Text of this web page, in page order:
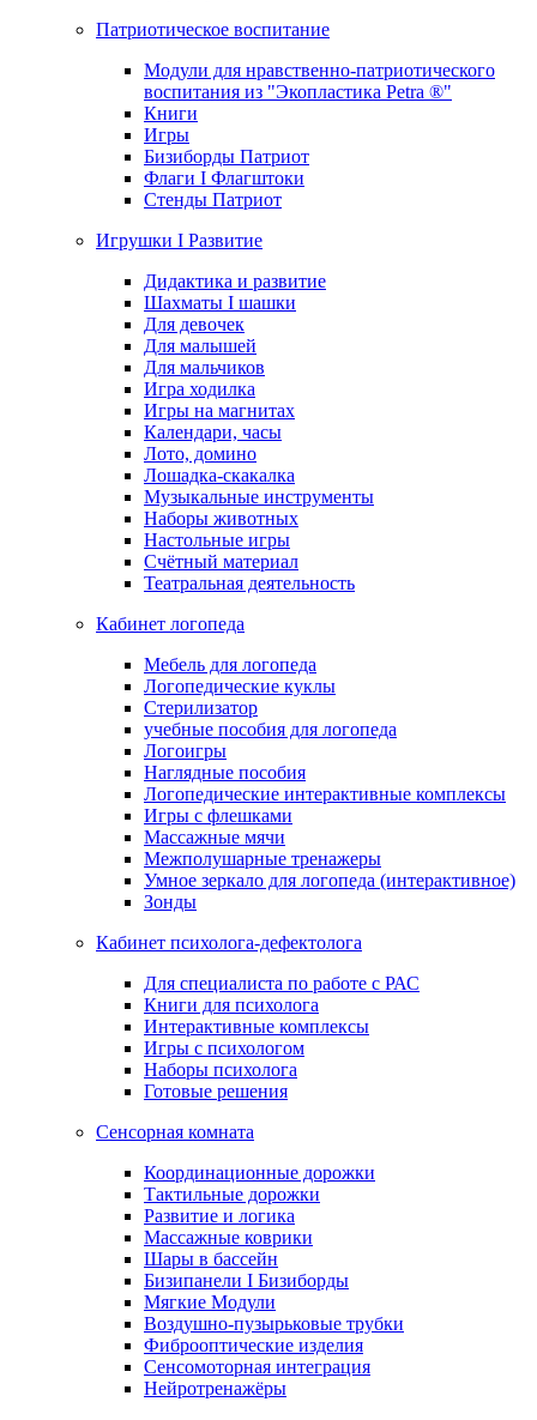
Патриотическое воспитание
Модули для нравственно-патриотического
воспитания из "Экопластика Petra ®"
Книги
Игры
Бизиборды Патриот
Флаги I Флагштоки
Стенды Патриот
Игрушки I Развитие
Дидактика и развитие
Шахматы I шашки
Для девочек
Для малышей
Для мальчиков
Игра ходилка
Игры на магнитах
Календари, часы
Лото, домино
Лошадка-скакалка
Музыкальные инструменты
Наборы животных
Настольные игры
Счётный материал
Театральная деятельность
Кабинет логопеда
Мебель для логопеда
Логопедические куклы
Стерилизатор
учебные пособия для логопеда
Логоигры
Наглядные пособия
Логопедические интерактивные комплексы
Игры с флешками
Массажные мячи
Межполушарные тренажеры
Умное зеркало для логопеда (интерактивное)
Зонды
Кабинет психолога-дефектолога
Для специалиста по работе с РАС
Книги для психолога
Интерактивные комплексы
Игры с психологом
Наборы психолога
Готовые решения
Сенсорная комната
Координационные дорожки
Тактильные дорожки
Развитие и логика
Массажные коврики
Шары в бассейн
Бизипанели I Бизиборды
Мягкие Модули
Воздушно-пузырьковые трубки
Фиброоптические изделия
Сенсомоторная интеграция
Нейротренажёры